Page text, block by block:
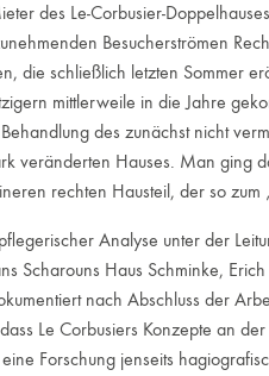
des Le-Corbusier-
Besucherströmen
die schließlich letzten Sommer
mittlerweile in die Jahre
des zunächst nicht
veränderten Hauses. Man ging
rechten Hausteil, der so
Analyse unter der
Scharouns Haus Schminke,
nach Abschluss der
Le Corbusiers Konzepte an
Forschung jenseits